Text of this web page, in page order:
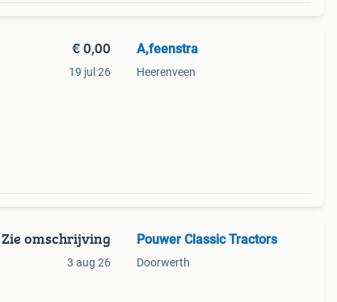
€ 0,00
19 jul 26
A,feenstra
Heerenveen
Zie omschrijving
3 aug 26
Pouwer Classic Tractors
Doorwerth